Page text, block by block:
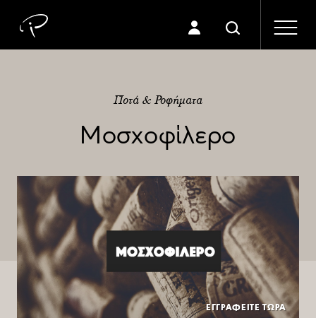
Ποτά & Ροφήματα
Μοσχοφίλερο
ΕΓΓΡΑΦΕΙΤΕ ΤΩΡΑ